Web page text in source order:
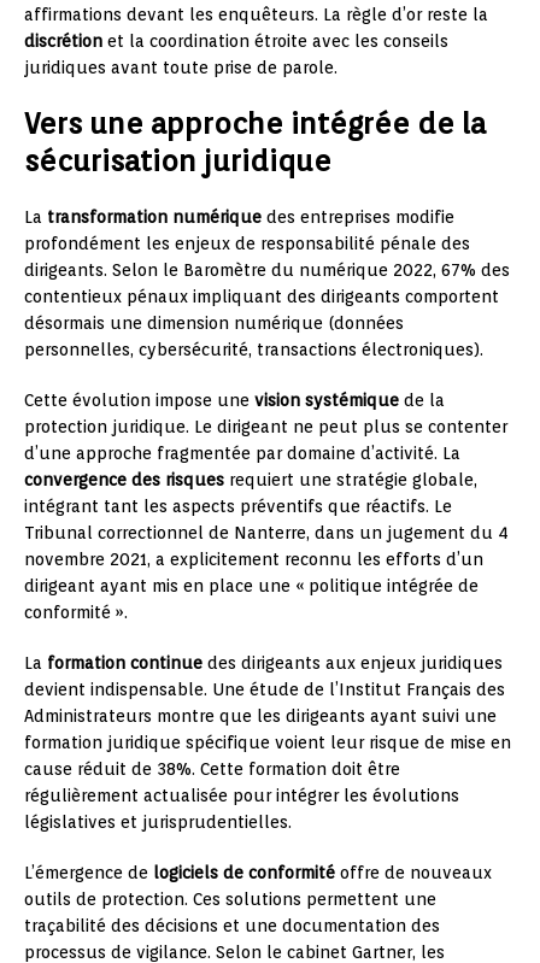
affirmations devant les enquêteurs. La règle d’or reste la
discrétion et la coordination étroite avec les conseils
juridiques avant toute prise de parole.
Vers une approche intégrée de la
sécurisation juridique
La transformation numérique des entreprises modifie
profondément les enjeux de responsabilité pénale des
dirigeants. Selon le Baromètre du numérique 2022, 67% des
contentieux pénaux impliquant des dirigeants comportent
désormais une dimension numérique (données
personnelles, cybersécurité, transactions électroniques).
Cette évolution impose une vision systémique de la
protection juridique. Le dirigeant ne peut plus se contenter
d’une approche fragmentée par domaine d’activité. La
convergence des risques requiert une stratégie globale,
intégrant tant les aspects préventifs que réactifs. Le
Tribunal correctionnel de Nanterre, dans un jugement du 4
novembre 2021, a explicitement reconnu les efforts d’un
dirigeant ayant mis en place une « politique intégrée de
conformité ».
La formation continue des dirigeants aux enjeux juridiques
devient indispensable. Une étude de l’Institut Français des
Administrateurs montre que les dirigeants ayant suivi une
formation juridique spécifique voient leur risque de mise en
cause réduit de 38%. Cette formation doit être
régulièrement actualisée pour intégrer les évolutions
législatives et jurisprudentielles.
L’émergence de logiciels de conformité offre de nouveaux
outils de protection. Ces solutions permettent une
traçabilité des décisions et une documentation des
processus de vigilance. Selon le cabinet Gartner, les